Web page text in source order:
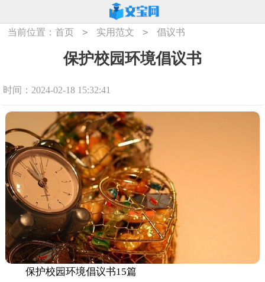
当前位置：首页 > 实用范文 > 倡议书
保护校园环境倡议书
时间：2024-02-18 15:32:41
保护校园环境倡议书15篇